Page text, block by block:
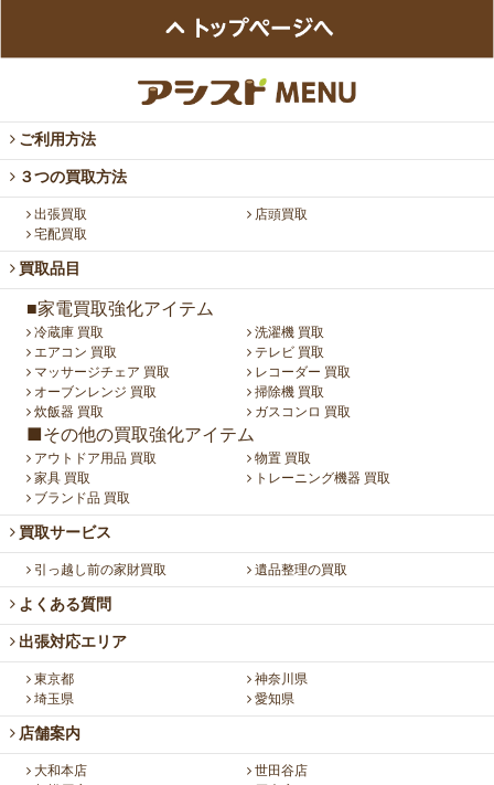
ご利用方法
３つの買取方法
出張買取
店頭買取
宅配買取
買取品目
■家電買取強化アイテム
冷蔵庫 買取
洗濯機 買取
エアコン 買取
テレビ 買取
マッサージチェア 買取
レコーダー 買取
オーブンレンジ 買取
掃除機 買取
炊飯器 買取
ガスコンロ 買取
■その他の買取強化アイテム
アウトドア用品 買取
物置 買取
家具 買取
トレーニング機器 買取
ブランド品 買取
買取サービス
引っ越し前の家財買取 遺品整理の買取
よくある質問
出張対応エリア
東京都
神奈川県
埼玉県
愛知県
店舗案内
大和本店
世田谷店